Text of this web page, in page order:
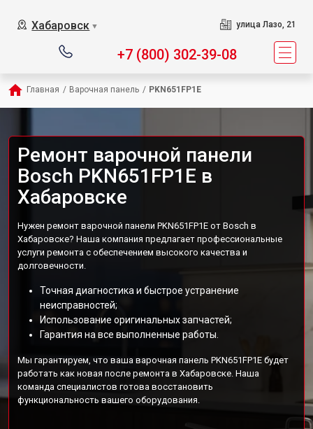
Хабаровск ▼ улица Лазо, 21
+7 (800) 302-39-08
Главная / Варочная панель / PKN651FP1E
Ремонт варочной панели
Bosch PKN651FP1E в
Хабаровске
Нужен ремонт варочной панели PKN651FP1E от Bosch в
Хабаровске? Наша компания предлагает профессиональные
услуги ремонта с обеспечением высокого качества и
долговечности.
Точная диагностика и быстрое устранение
неисправностей;
Использование оригинальных запчастей;
Гарантия на все выполненные работы.
Мы гарантируем, что ваша варочная панель PKN651FP1E будет
работать как новая после ремонта в Хабаровске. Наша
команда специалистов готова восстановить
функциональность вашего оборудования.